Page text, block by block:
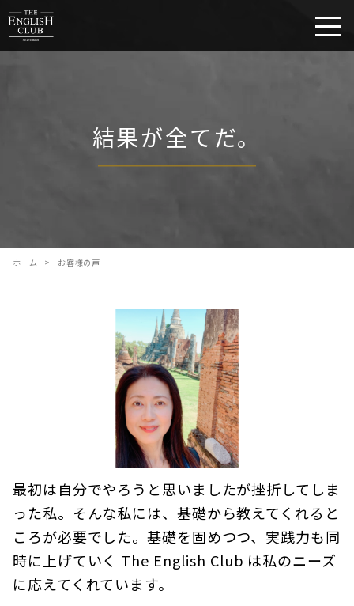
結果が全てだ。
ホーム > お客様の声
最初は自分でやろうと思いましたが挫折してしま
った私。そんな私には、基礎から教えてくれると
ころが必要でした。基礎を固めつつ、実践力も同
時に上げていく The English Club は私のニーズ
に応えてくれています。